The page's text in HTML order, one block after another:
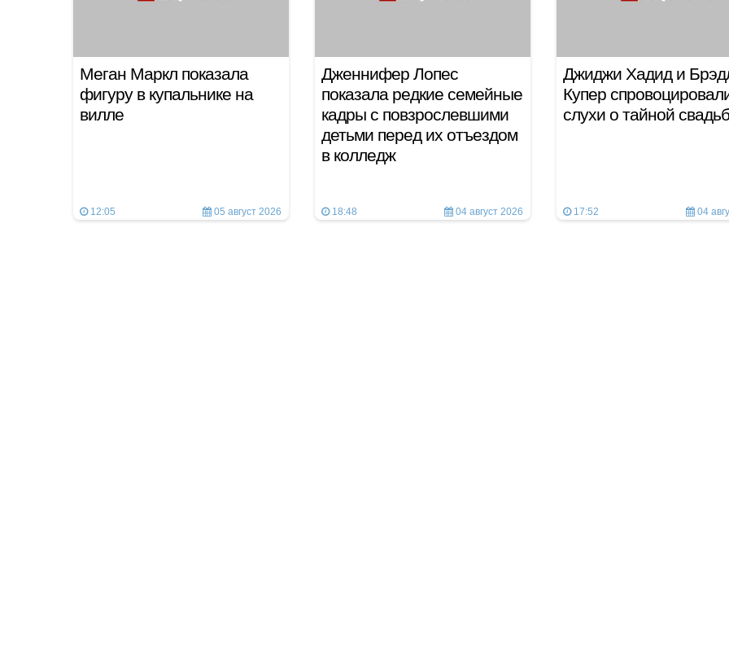
Меган Маркл показала
фигуру в купальнике на
вилле
12:05 05 август 2026
Дженнифер Лопес
показала редкие семейные
кадры с повзрослевшими
детьми перед их отъездом
в колледж
18:48 04 август 2026
Джиджи Хадид и
Купер
слухи о тайной
17:52 04